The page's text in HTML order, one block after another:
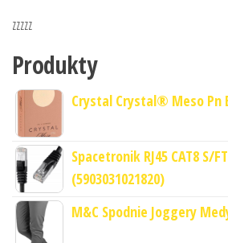
zzzzz
Produkty
Crystal Crystal® Meso Pn
Spacetronik RJ45 CAT8 S/
(5903031021820)
M&C Spodnie Joggery